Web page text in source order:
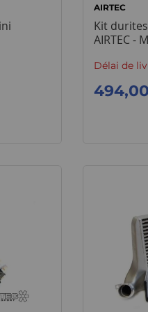
AIRTEC
Kit
AIRTEC -
Délai de